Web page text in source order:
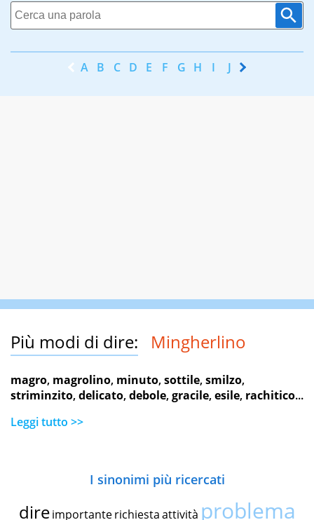
A B C D E F G H I J K
Più modi di dire: Mingherlino
magro, magrolino, minuto,sottile,smilzo,
striminzito,delicato,debole,gracile,esile, rachitico...
Leggi tutto >>
I sinonimi più ricercati
dire importante richiestaattività problema